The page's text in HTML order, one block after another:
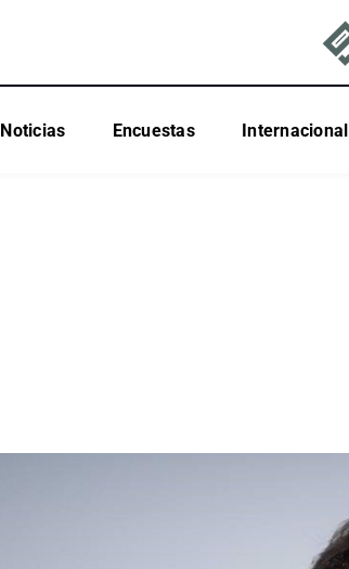
Noticias Encuestas Internacional